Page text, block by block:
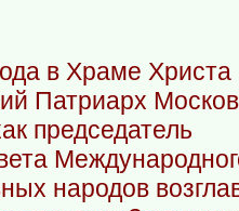
в Храме Христа
Патриарх
председатель
народов